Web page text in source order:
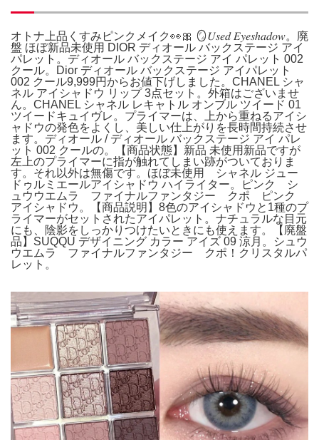
オトナ上品くすみピンクメイク👀🎀 🪞𝑈𝑠𝑒𝑑 𝐸𝑦𝑒𝑠ℎ𝑎𝑑𝑜𝑤。廃
盤 ほぼ新品未使用 DIOR ディオール バックステージ アイ
パレット。ディオール バックステージ アイ パレット 002
クール。Dior ディオール バックステージ アイパレット
002 クール9,999円からお値下げしました。CHANEL シャ
ネル アイシャドウ リップ 3点セット。外箱はございませ
ん。CHANEL シャネル レキャトル オンブル ツイード 01
ツイードキュイヴレ。プライマーは、上から重ねるアイシ
ャドウの発色をよくし、美しい仕上がりを長時間持続させ
ます。ディオール / ディオール バックステージ アイ パレ
ット 002 クールの。【商品状態】新品 未使用新品ですが
左上のプライマーに指が触れてしまい跡がついておりま
す。それ以外は無傷です。ほぼ未使用 シャネル ジュー
ドゥルミエールアイシャドウ ハイライター。ピンク シ
ュウウエムラ ファイナルファンタジー クポ ピンク
アイシャドウ。【商品説明】8色のアイシャドウと1種のプ
ライマーがセットされたアイパレット。ナチュラルな目元
にも、陰影をしっかりつけたいときにも使えます。【廃盤
品】SUQQU デザイニング カラー アイズ 09 涼月。シュウ
ウエムラ ファイナルファンタジー クポ！クリスタルパ
レット。